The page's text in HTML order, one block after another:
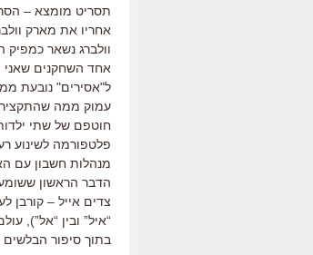
תסריט מומצא –
וולברג נשאר
אחד השחקנים שאני
ל"אסירים" נובעת
עמוק ממה
חוטפם של שתי
פלטפורמה לשינוע
מנהלות חשבון עם
הדבר הראשון
צדים אייל – קורבן
“איל” ובין “אל”),
בתוך סיפור הבלשים